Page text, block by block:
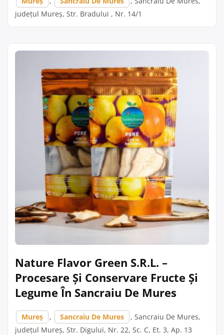
județul Mureș, Str. Bradului , Nr. 14/1
Nature Flavor Green S.R.L. –
Procesare Și Conservare Fructe Și
Legume În Sancraiu De Mures
Mureș , Sancraiu De Mures
, Sancraiu De Mures,
județul Mureș, Str. Digului, Nr. 22, Sc. C, Et. 3, Ap. 13